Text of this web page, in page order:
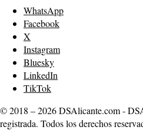
WhatsApp
Facebook
X
Instagram
Bluesky
LinkedIn
TikTok
© 2018 – 2026 DSAlicante.com -
registrada. Todos los derechos